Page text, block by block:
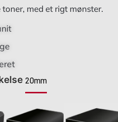
med et rigt mønster.
20mm